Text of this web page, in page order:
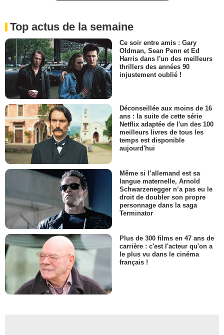
Top actus de la semaine
Ce soir entre amis : Gary
Oldman, Sean Penn et Ed
Harris dans l'un des meilleurs
thrillers des années 90
injustement oublié !
Déconseillée aux moins de 16
ans : la suite de cette série
Netflix adaptée de l'un des 100
meilleurs livres de tous les
temps est disponible
aujourd'hui
Même si l’allemand est sa
langue maternelle, Arnold
Schwarzenegger n’a pas eu le
droit de doubler son propre
personnage dans la saga
Terminator
Plus de 300 films en 47 ans de
carrière : c'est l'acteur qu'on a
le plus vu dans le cinéma
français !